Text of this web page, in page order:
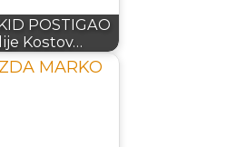
POSTIGAO
Kostov…